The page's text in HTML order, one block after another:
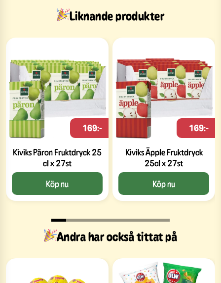
Liknande produkter
Kiviks Päron Fruktdryck 25
cl x 27st
169:-
Köp nu
Kiviks Äpple Fruktdryck
25cl x 27st
169:-
Köp nu
Andra har också tittat på